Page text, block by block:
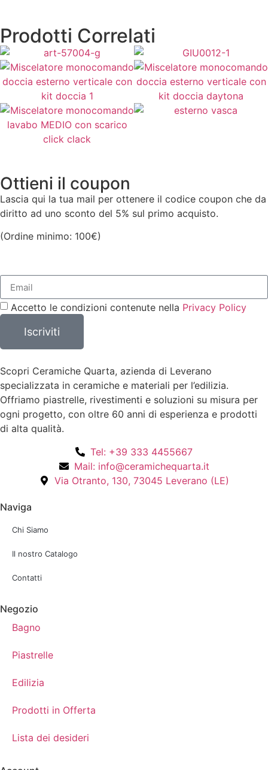
Prodotti Correlati
73,00€
Aggiungi al Carrello
293,00€
Aggiungi al Carrello
155,00€
Aggiungi al Carrello
115,00€
Aggiungi al Carrello
Ottieni il coupon
Lascia qui la tua mail per ottenere il codice coupon che da
diritto ad uno sconto del 5% sul primo acquisto.
(Ordine minimo: 100€)
Accetto le condizioni contenute nella Privacy Policy
Iscriviti
Scopri Ceramiche Quarta, azienda di Leverano
specializzata in ceramiche e materiali per l’edilizia.
Offriamo piastrelle, rivestimenti e soluzioni su misura per
ogni progetto, con oltre 60 anni di esperienza e prodotti
di alta qualità.
Tel: +39 333 4455667
Mail: info@ceramichequarta.it
Via Otranto, 130, 73045 Leverano (LE)
Naviga
Chi Siamo
Il nostro Catalogo
Contatti
Negozio
Bagno
Piastrelle
Edilizia
Prodotti in Offerta
Lista dei desideri